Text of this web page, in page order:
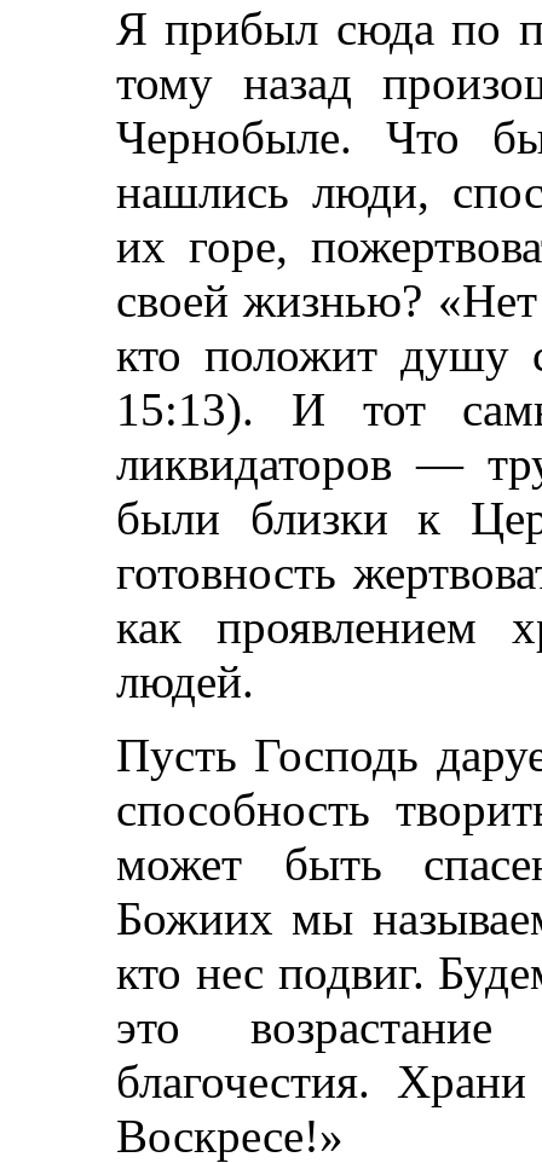
Я прибыл сюда по
тому назад
Чернобыле. Что
нашлись люди,
их горе,
своей жизнью?
кто положит душу
15:13). И тот
ликвидаторов —
были близки к
готовность
как проявлением
людей.
Пусть Господь
способность
может быть
Божиих мы
кто нес подвиг.
это
благочестия.
Воскресе!»